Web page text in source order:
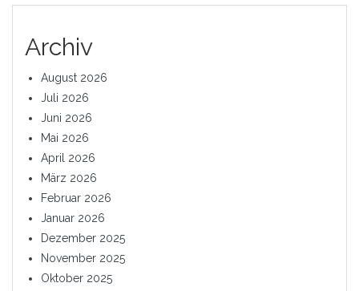
Archiv
August 2026
Juli 2026
Juni 2026
Mai 2026
April 2026
März 2026
Februar 2026
Januar 2026
Dezember 2025
November 2025
Oktober 2025